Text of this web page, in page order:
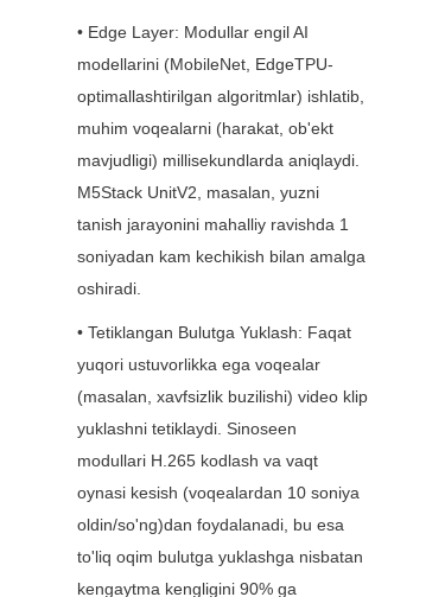
• Edge Layer: Modullar engil AI
modellarini (MobileNet, EdgeTPU-
optimallashtirilgan algoritmlar) ishlatib,
muhim voqealarni (harakat, ob'ekt
mavjudligi) millisekundlarda aniqlaydi.
M5Stack UnitV2, masalan, yuzni
tanish jarayonini mahalliy ravishda 1
soniyadan kam kechikish bilan amalga
oshiradi.
• Tetiklangan Bulutga Yuklash: Faqat
yuqori ustuvorlikka ega voqealar
(masalan, xavfsizlik buzilishi) video klip
yuklashni tetiklaydi. Sinoseen
modullari H.265 kodlash va vaqt
oynasi kesish (voqealardan 10 soniya
oldin/so'ng)dan foydalanadi, bu esa
to'liq oqim bulutga yuklashga nisbatan
kengaytma kengligini 90% ga